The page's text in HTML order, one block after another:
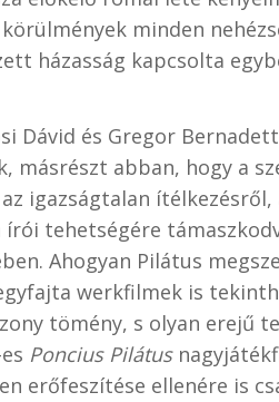
minden
házasság kapcsolta
Dávid és Gregor
másrészt abban, hogy a
igazságtalan
tehetségére
Ahogyan Pilátus
werkfilmek is
tömény, s olyan erejű
Poncius Pilátus
erőfeszítése ellenére is